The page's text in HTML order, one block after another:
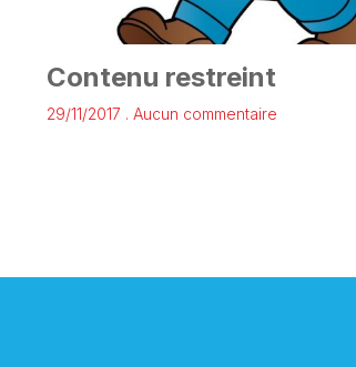
Contenu restreint
29/11/2017 Aucun commentaire